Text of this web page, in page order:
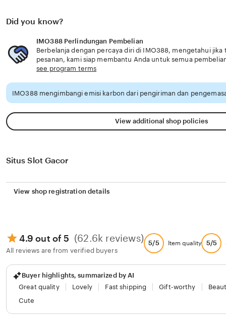
Did you know?
IMO388 Perlindungan Pembelian
Berbelanja dengan percaya diri di IMO388, mengetahui jika
pesanan, kami siap membantu Anda untuk semua
see program terms
IMO388 mengimbangi emisi karbon dari pengiriman dan
View additional shop policies
Situs Slot Gacor
View shop registration details
4.9 out of 5 (62.6k reviews)
All reviews are from verified buyers
5/5 Item quality 5/5
Buyer highlights, summarized by AI
Great quality
Lovely Fast shipping Gift-worthy
Cute